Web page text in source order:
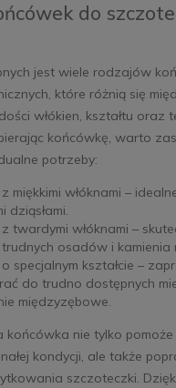
do
jest wiele rodzajów
które różnią się
włókien, kształtu oraz
końcówkę, warto
potrzeby:
miękkimi włóknami –
dziąsłami.
twardymi włóknami –
osadów i kamienia
specjalnym kształcie –
do trudno dostępnych
międzyzębowe.
końcówka nie tylko
kondycji, ale także
szczoteczki.